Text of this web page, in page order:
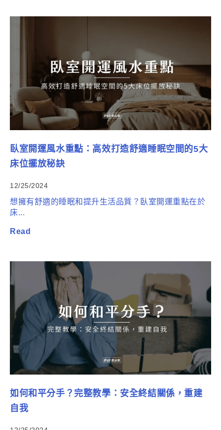
臥室開運風水重點：高效打造舒適睡眠空間的5大
床位擺放秘訣
12/25/2024
想擁有舒適的睡眠和提升生活品質？臥室開運重點在於
床...
Read
如何和平分手？完整教學：安全終結關係，重建
自我